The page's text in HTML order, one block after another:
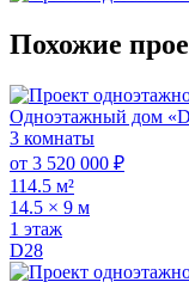
Похожие
Одноэтажный дом
3 комнаты
от 3 520 000 ₽
114.5 м²
14.5 × 9 м
1 этаж
D28